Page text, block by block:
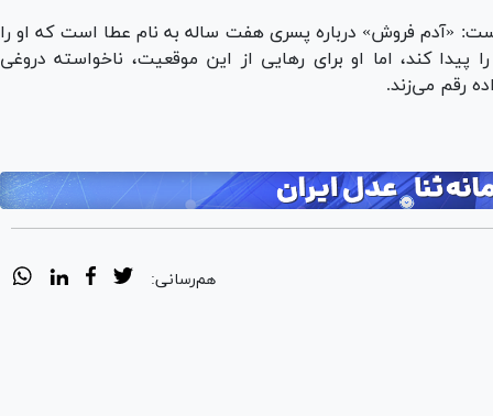
«آدم فروش» درباره پسری هفت ساله به نام عطا است که او را
پیدا کند، اما او برای رهایی از این موقعیت، ناخواسته دروغی
رقم می‌زند.
هم‌رسانی: